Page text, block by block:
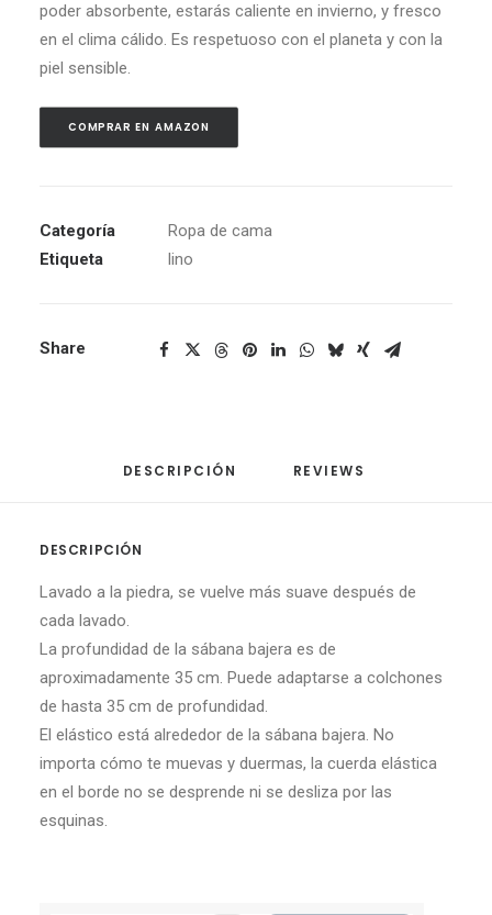
poder absorbente, estarás caliente en invierno, y fresco
en el clima cálido. Es respetuoso con el planeta y con la
piel sensible.
COMPRAR EN AMAZON
Categoría
Ropa de cama
Etiqueta
lino
Share
DESCRIPCIÓN REVIEWS
DESCRIPCIÓN
Lavado a la piedra, se vuelve más suave después de
cada lavado.
La profundidad de la sábana bajera es de
aproximadamente 35 cm. Puede adaptarse a colchones
de hasta 35 cm de profundidad.
El elástico está alrededor de la sábana bajera. No
importa cómo te muevas y duermas, la cuerda elástica
en el borde no se desprende ni se desliza por las
esquinas.